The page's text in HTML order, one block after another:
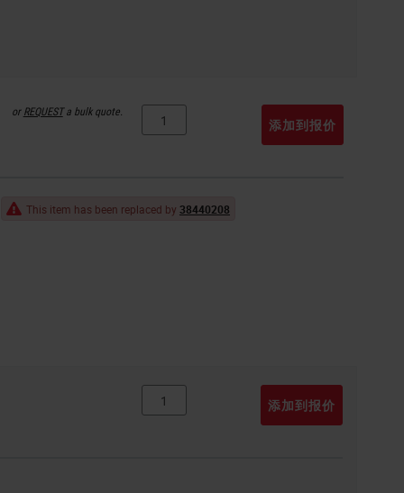
orREQUESTa bulk quote.
添加到报价
This item has been replaced by 38440208
添加到报价